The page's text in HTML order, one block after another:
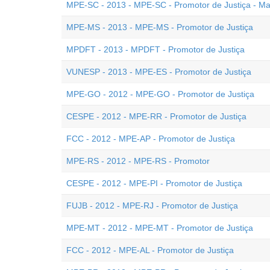
MPE-SC - 2013 - MPE-SC - Promotor de Justiça -
MPE-MS - 2013 - MPE-MS - Promotor de Justiça
MPDFT - 2013 - MPDFT - Promotor de Justiça
VUNESP - 2013 - MPE-ES - Promotor de Justiça
MPE-GO - 2012 - MPE-GO - Promotor de Justiça
CESPE - 2012 - MPE-RR - Promotor de Justiça
FCC - 2012 - MPE-AP - Promotor de Justiça
MPE-RS - 2012 - MPE-RS - Promotor
CESPE - 2012 - MPE-PI - Promotor de Justiça
FUJB - 2012 - MPE-RJ - Promotor de Justiça
MPE-MT - 2012 - MPE-MT - Promotor de Justiça
FCC - 2012 - MPE-AL - Promotor de Justiça